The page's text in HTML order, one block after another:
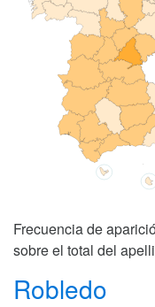
Frecuencia de
sobre el total del
Robledo